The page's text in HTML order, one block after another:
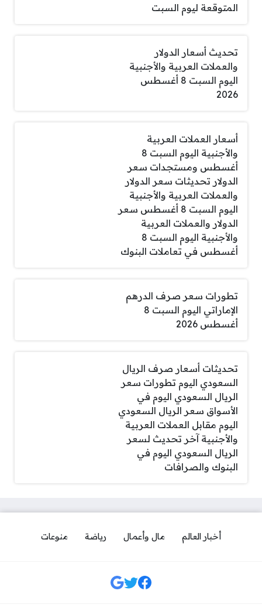
المتوقعة ليوم السبت
تحديث أسعار الدولار
والعملات العربية والأجنبية
اليوم السبت 8 أغسطس
2026
أسعار العملات العربية
والأجنبية اليوم السبت 8
أغسطس ومستجدات سعر
الدولار تحديثات سعر الدولار
والعملات العربية والأجنبية
اليوم السبت 8 أغسطس سعر
الدولار والعملات العربية
والأجنبية اليوم السبت 8
أغسطس في تعاملات البنوك
تطورات سعر صرف الدرهم
الإماراتي اليوم السبت 8
أغسطس 2026
تحديثات أسعار صرف الريال
السعودي اليوم تطورات سعر
الريال السعودي اليوم في
الأسواق سعر الريال السعودي
اليوم مقابل العملات العربية
والأجنبية آخر تحديث لسعر
الريال السعودي اليوم في
البنوك والصرافات
أخبار العالم مال وأعمال رياضة منوعات
مواقع التواصل